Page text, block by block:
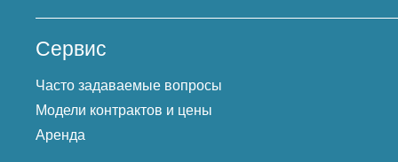
Сервис
Часто задаваемые вопросы
Модели контрактов и цены
Аренда